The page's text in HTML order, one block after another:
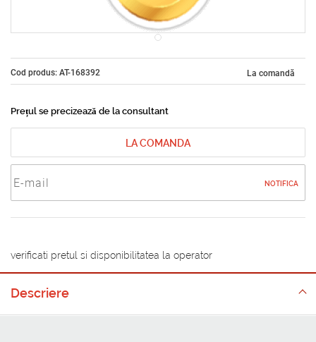
Cod produs: AT-168392 La comandă
Prețul se precizează de la consultant
LA COMANDA
NOTIFICA
verificati pretul si disponibilitatea la operator
Descriere